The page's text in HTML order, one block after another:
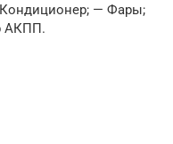
— Фары;
АКПП.